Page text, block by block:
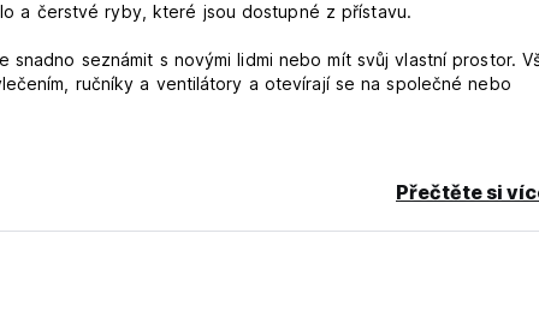
a čerstvé ryby, které jsou dostupné z přístavu.
seznámit s novými lidmi nebo mít svůj vlastní prostor.
ručníky a ventilátory a otevírají se na společné nebo
zajistí, abyste z tohoto krásného města a surfového místa
zrušení nebo nedostavení se vám bude účtována první noc
Přečtěte si